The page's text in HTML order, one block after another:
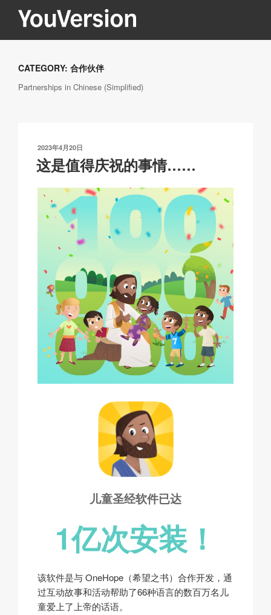
YOUVERSION
Seeking God every day.
CATEGORY: 合作伙伴
Partnerships in Chinese (Simplified)
发
布
于
2023年4月20日
这是值得庆祝的事情……
儿童圣经软件已达
1亿次安装！
该软件是与 OneHope（希望之书）合作开发，通
过互动故事和活动帮助了66种语言的数百万名儿
童爱上了上帝的话语。